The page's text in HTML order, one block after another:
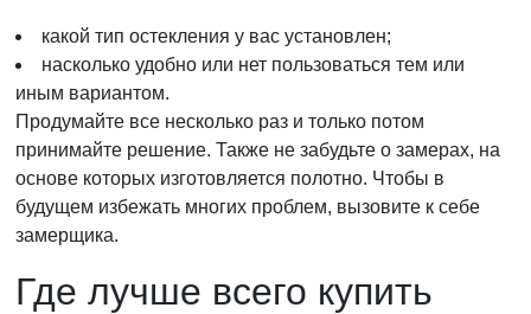
какой тип остекления у вас установлен;
насколько удобно или нет пользоваться тем или
иным вариантом.
Продумайте все несколько раз и только потом
принимайте решение. Также не забудьте о замерах, на
основе которых изготовляется полотно. Чтобы в
будущем избежать многих проблем, вызовите к себе
замерщика.
Где лучше всего купить